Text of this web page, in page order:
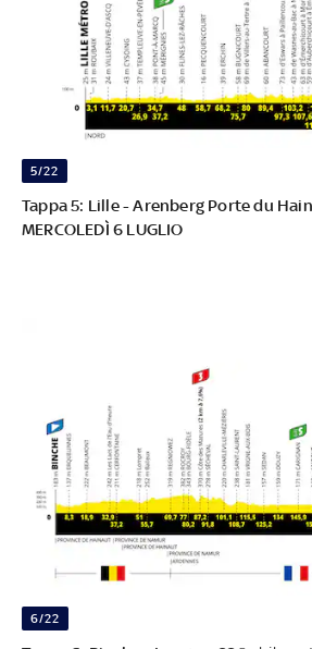
5/22
Tappa 5: Lille - Arenberg Porte du
MERCOLEDÌ 6 LUGLIO
6/22